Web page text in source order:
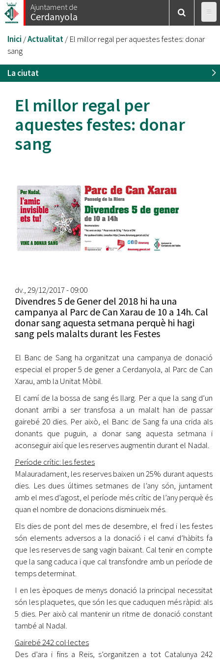
Vés
al
Ajuntament de
Cerdanyola
Esteu
aquí
Inici /Actualitat/ El millor regal per aquestes festes: donar
sang
La ciutat
El millor regal per
aquestes festes: donar
sang
dv., 29/12/2017 - 09:00
Divendres 5 de Gener del 2018 hi ha una
campanya al Parc de Can Xarau de 10 a 14h. Cal
donar sang aquesta setmana perquè hi hagi
sang pels malalts durant les Festes
El Banc de Sang ha organitzat una campanya de donació
especial el proper 5 de gener a Cerdanyola, al Parc de Can
Xarau, amb la Unitat Mòbil.
El camí de la bossa de sang és llarg. Per a que la sang d’un
donant arribi a ser transfosa a un malalt han de passar
gairebé 20 dies. Per això, el Banc de Sang fa una crida als
donants que puguin, a donar sang aquesta setmana i
aconseguir així que les reserves augmentin durant el Nadal.
Període crític: les festes
Malauradament, les reserves baixen un 25% durant aquests
dies. Les dues últimes setmanes de l’any són, juntament
amb el mes d’agost, el període més crític de l’any perquè és
quan el nombre de donacions disminueix més.
Els dies de pont del mes de desembre, el fred i les festes
són elements adversos a la donació i el canvi d’hàbits fa
que les reserves de sang vagin baixant. Cal tenir en compte
que la sang caduca i que cal transfondre amb un període de
temps determinat.
I en les èpoques de menys donació la principal necessitat
són les plaquetes, que són les que caduquen més ràpid: als
5 dies. Per això cal mantenir un ritme de donació constant
també al Nadal.
Gairebé 242 col·lectes
Des d’ara i fins a Reis, s’organitzen a tot Catalunya 242